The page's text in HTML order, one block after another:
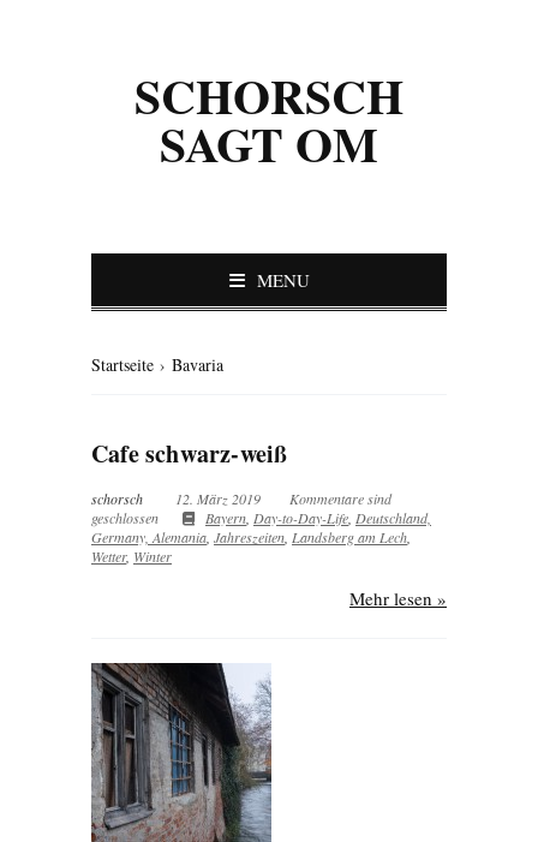
SCHORSCH
SAGT OM
MENU
Startseite › Bavaria
Cafe schwarz-weiß
schorsch 12. März 2019
Kommentare sind
geschlossen
Bayern Day-to-Day-Life Deutschland,
Germany, Alemania Jahreszeiten Landsberg am Lech
Wetter, Winter
Mehr lesen »